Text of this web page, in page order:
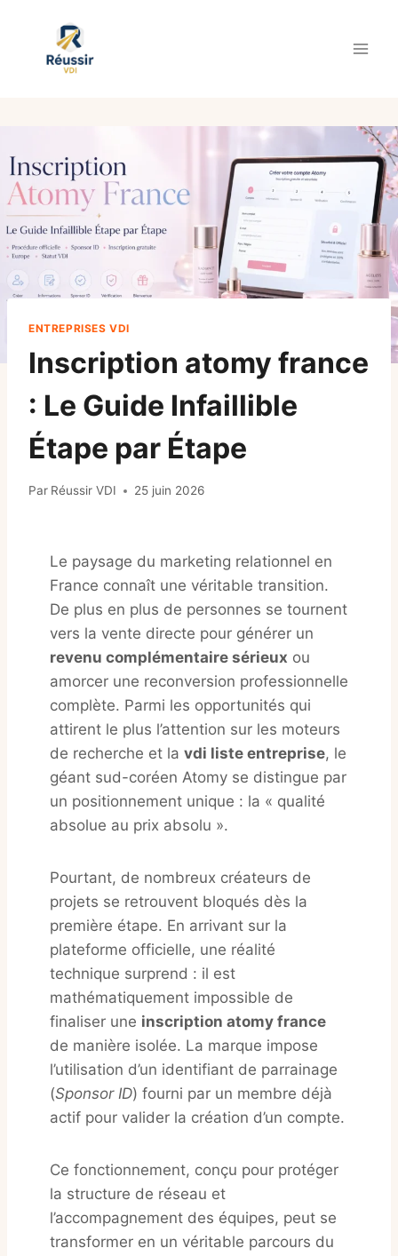
contenu
ENTREPRISES VDI
Inscription atomy france
: Le Guide Infaillible
Étape par Étape
Par Réussir VDI 25 juin 2026
Le paysage du marketing relationnel en
France connaît une véritable transition.
De plus en plus de personnes se tournent
vers la vente directe pour générer un
revenu complémentaire sérieux ou
amorcer une reconversion professionnelle
complète. Parmi les opportunités qui
attirent le plus l’attention sur les moteurs
de recherche et la vdi liste entreprise, le
géant sud-coréen Atomy se distingue par
un positionnement unique : la « qualité
absolue au prix absolu ».
Pourtant, de nombreux créateurs de
projets se retrouvent bloqués dès la
première étape. En arrivant sur la
plateforme officielle, une réalité
technique surprend : il est
mathématiquement impossible de
finaliser une inscription atomy france
de manière isolée. La marque impose
l’utilisation d’un identifiant de parrainage
(Sponsor ID) fourni par un membre déjà
actif pour valider la création d’un compte.
Ce fonctionnement, conçu pour protéger
la structure de réseau et
l’accompagnement des équipes, peut se
transformer en un véritable parcours du